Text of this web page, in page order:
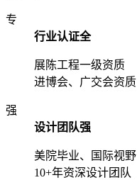
专
行业认证全
展陈工程一级资质
进博会、广交会资质
强
设计团队强
美院毕业、国际视野
10+年资深设计团队